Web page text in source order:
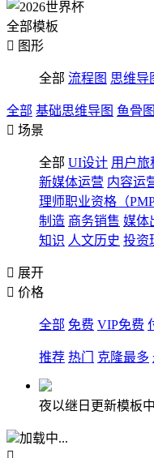
全部模板
 图形
全部 流程图 思维导
全部 基础思维导图 鱼骨图
 场景
全部 UI设计 用户旅
新媒体运营 内容运
理师职业资格（PMP
制造 商务销售 媒体
知识 人文历史 投资
 展开
 价格
全部 免费 VIP免费
推荐 热门 克隆最多
夜以继日更新模板
加载中...